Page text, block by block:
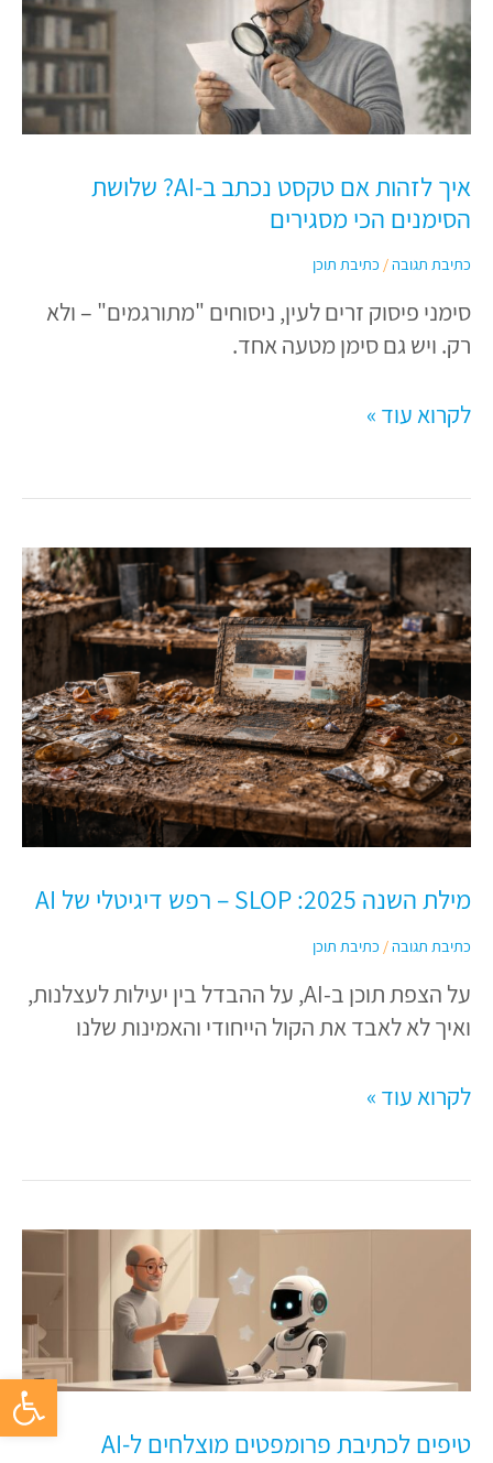
פתח
איך לזהות אם טקסט נכתב ב-AI? שלושת
הסימנים הכי מסגירים
כתיבת תגובה/ כתיבת תוכן
סימני פיסוק זרים לעין, ניסוחים "מתורגמים" – ולא
רק. ויש גם סימן מטעה אחד.
לזהות
אם
טקסט
נכתב
AI?
שלושת
הסימנים
מסגירים
לקרוא עוד »
מילת השנה 2025: SLOP – רפש דיגיטלי של AI
כתיבת תגובה/ כתיבת תוכן
על הצפת תוכן ב-AI, על ההבדל בין יעילות לעצלנות,
ואיך לא לאבד את הקול הייחודי והאמינות שלנו
מילת
השנה
2025:
SLOP
–
רפש
דיגיטלי
של
AI
לקרוא עוד »
טיפים לכתיבת פרומפטים מוצלחים ל-AI
ל-